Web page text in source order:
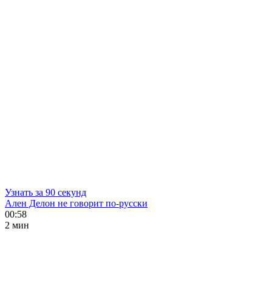
Узнать за 90 секунд
Ален Делон не говорит по-русски
00:58
2 мин